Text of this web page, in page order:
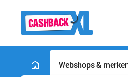
Webshops & merken